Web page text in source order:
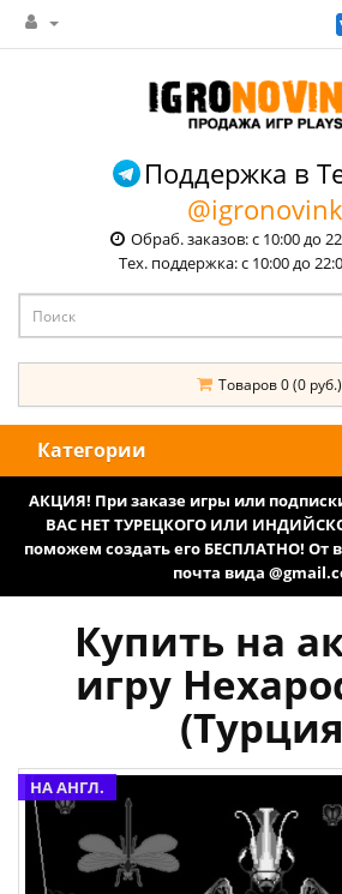
Поддержка в
Обраб. заказов: с 10:00 до
Тех. поддержка: с 10:00 до
Товаров 0 (0 руб.)
Категории
АКЦИЯ! При заказе игры или
ВАС НЕТ ТУРЕЦКОГО ИЛИ
поможем создать его БЕСПЛАТНО! От
почта вида
Купить на
игру
НА АНГЛ.